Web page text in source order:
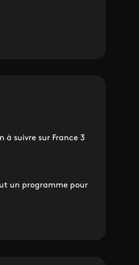
à suivre sur France 3
un programme pour